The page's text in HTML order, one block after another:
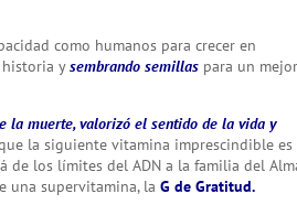
como humanos para crecer en
historia ysembrando semillas para un mejor
la muerte, valorizó el sentido de la vida y
la siguiente vitamina imprescindible
de los límites del ADN a la familia del
una supervitamina, la G de Gratitud.